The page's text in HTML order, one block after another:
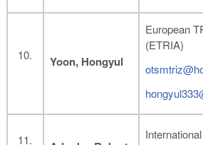
Yoon, Hongyul
European
(ETRIA)